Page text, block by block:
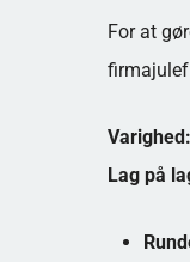
For at
Varighed:
Lag på